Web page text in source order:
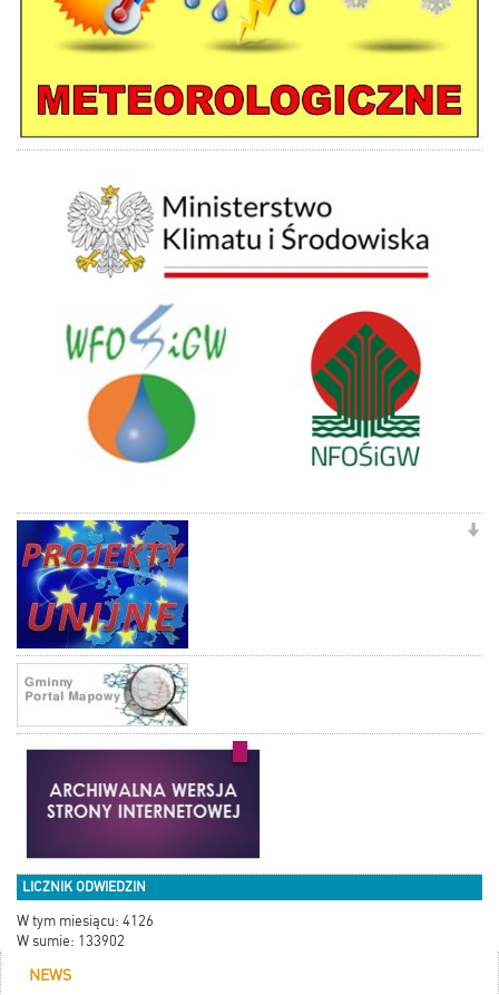
LICZNIK ODWIEDZIN
W tym miesiącu: 4126
W sumie: 133902
NEWS